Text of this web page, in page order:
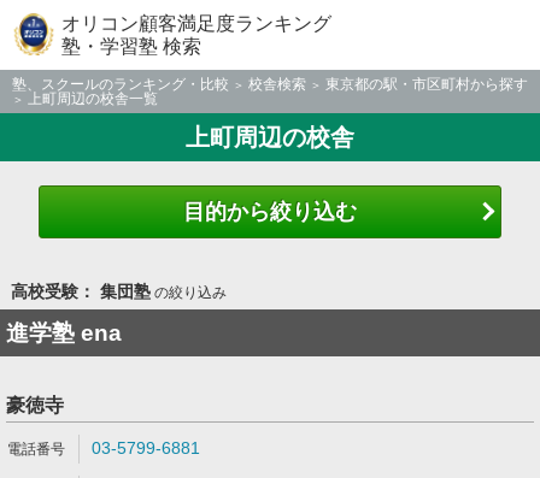
オリコン顧客満足度ランキング
塾・学習塾 検索
塾、スクールのランキング・比較 校舎検索
東京都の駅・市区町村から探す
上町周辺の校舎一覧
上町周辺の校舎
目的から絞り込む
高校受験： 集団塾の絞り込み
進学塾 ena
豪徳寺
03-5799-6881